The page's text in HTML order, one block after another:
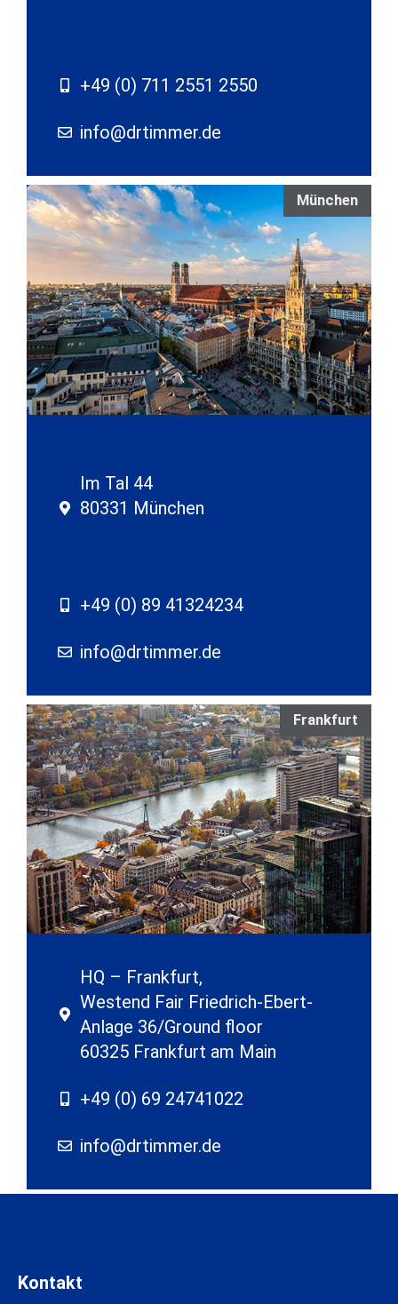
+49 (0) 711 2551 2550
info@drtimmer.de
München
Im Tal 44
80331 München
+49 (0) 89 41324234
info@drtimmer.de
Frankfurt
HQ – Frankfurt,
Westend Fair Friedrich-Ebert-
Anlage 36/Ground floor
60325 Frankfurt am Main
+49 (0) 69 24741022
info@drtimmer.de
Kontakt